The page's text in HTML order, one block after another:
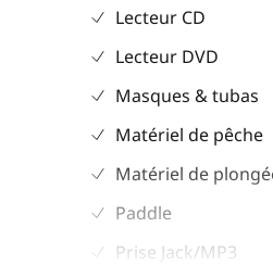
Lecteur CD
Lecteur DVD
Masques & tubas
Matériel de pêche
Matériel de
Paddle
Prise Jack/MP3